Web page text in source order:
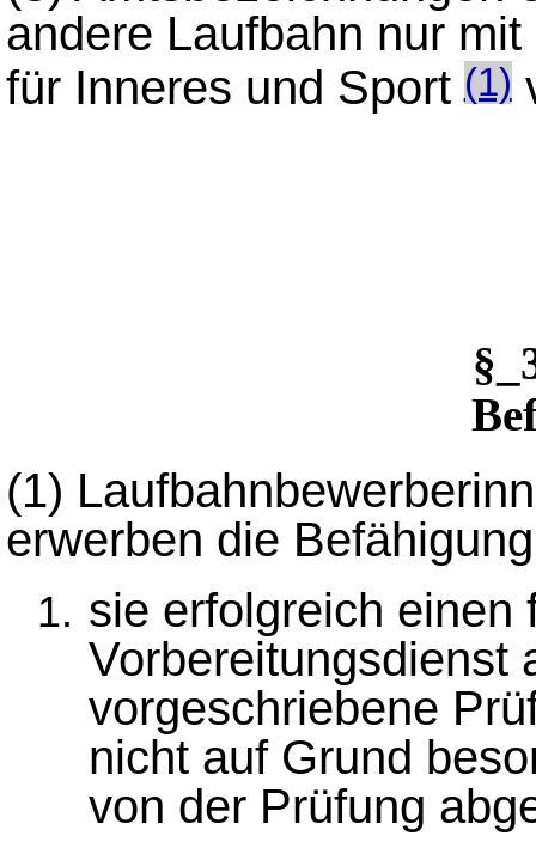
andere Laufbahn nur
für Inneres und Sport(1)
(1)
erwerben die
sie erfolgreich einen
Vorbereitungsdienst
vorgeschriebene
nicht auf Grund
von der Prüfung